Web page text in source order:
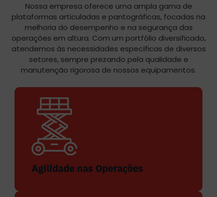
Nossa empresa oferece uma ampla gama de
plataformas articuladas e pantográficas, focadas na
melhoria do desempenho e na segurança das
operações em altura. Com um portfólio diversificado,
atendemos às necessidades específicas de diversos
setores, sempre prezando pela qualidade e
manutenção rigorosa de nossos equipamentos.
Agilidade nas Operações